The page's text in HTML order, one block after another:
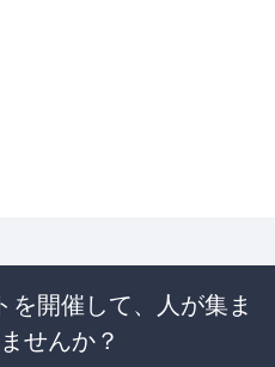
開催して、人が集ま
せんか？